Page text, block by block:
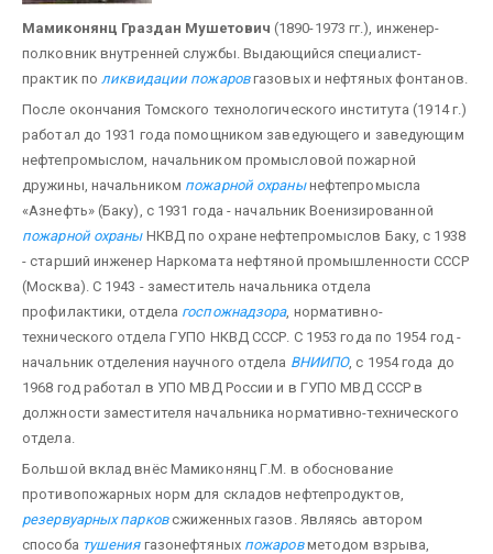
Мамиконянц Граздан Мушетович (1890-1973 гг.), инженер-
полковник внутренней службы. Выдающийся специалист-
практик по ликвидации пожаровгазовых и нефтяных фонтанов.
После окончания Томского технологического института (1914 г.)
работал до 1931 года помощником заведующего и заведующим
нефтепромыслом, начальником промысловой пожарной
дружины, начальником пожарной охранынефтепромысла
«Азнефть» (Баку), с 1931 года - начальник Военизированной
пожарной охраныНКВД по охране нефтепромыслов Баку, с 1938
- старший инженер Наркомата неф­тяной промышленности СССР
(Москва). С 1943 - заместитель начальника отдела
профилактики, отдела госпожнадзора, нормативно-
технического отдела ГУПО НКВД СССР. С 1953 года по 1954 год -
начальник отделения научного отдела ВНИИПО, с 1954 года до
1968 год работал в УПО МВД России и в ГУПО МВД СССР в
должности заместителя начальника нормативно-технического
отдела.
Большой вклад внёс Мамиконянц Г.М. в обоснование
противопожарных норм для складов нефтепродуктов,
резервуарных парковсжиженных газов. Являясь автором
способа тушениягазонефтяных пожаровметодом взрыва,